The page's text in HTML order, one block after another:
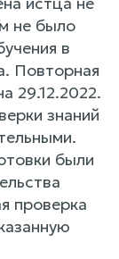
не было
в
Повторная
29.12.2022.
знаний
были
проверка